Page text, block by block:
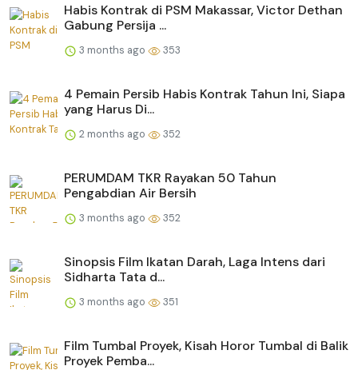
Habis Kontrak di PSM Makassar, Victor Dethan
Gabung Persija ...
3 months ago 353
4 Pemain Persib Habis Kontrak Tahun Ini, Siapa
yang Harus Di...
2 months ago 352
PERUMDAM TKR Rayakan 50 Tahun
Pengabdian Air Bersih
3 months ago 352
Sinopsis Film Ikatan Darah, Laga Intens dari
Sidharta Tata d...
3 months ago 351
Film Tumbal Proyek, Kisah Horor Tumbal di Balik
Proyek Pemba...